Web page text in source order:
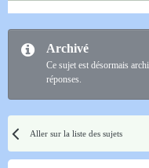
Archivé
Ce sujet est désormais
réponses.
Aller sur la liste des sujets